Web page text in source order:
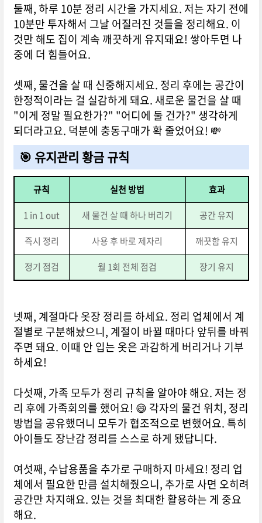
둘째, 하루 10분 정리 시간을 가지세요. 저는 자기 전에
10분만 투자해서 그날 어질러진 것들을 정리해요. 이
것만 해도 집이 계속 깨끗하게 유지돼요! 쌓아두면 나
중에 더 힘들어요.
셋째, 물건을 살 때 신중해지세요. 정리 후에는 공간이
한정적이라는 걸 실감하게 돼요. 새로운 물건을 살 때
"이게 정말 필요한가?" "어디에 둘 건가?" 생각하게
되더라고요. 덕분에 충동구매가 확 줄었어요! 💸
🎯 유지관리 황금 규칙
규칙 실천 방법
효과
1 in 1 out
새 물건 살 때 하나 버리기
공간 유지
즉시 정리
사용 후 바로 제자리
깨끗함 유지
정기 점검
월 1회 전체 점검 장기 유지
넷째, 계절마다 옷장 정리를 하세요. 정리 업체에서 계
절별로 구분해놨으니, 계절이 바뀔 때마다 앞뒤를 바꿔
주면 돼요. 이때 안 입는 옷은 과감하게 버리거나 기부
하세요!
다섯째, 가족 모두가 정리 규칙을 알아야 해요. 저는 정
리 후에 가족회의를 했어요! 😄 각자의 물건 위치, 정리
방법을 공유했더니 모두가 협조적으로 변했어요. 특히
아이들도 장난감 정리를 스스로 하게 됐답니다.
여섯째, 수납용품을 추가로 구매하지 마세요! 정리 업
체에서 필요한 만큼 설치해줬으니, 추가로 사면 오히려
공간만 차지해요. 있는 것을 최대한 활용하는 게 중요
해요.